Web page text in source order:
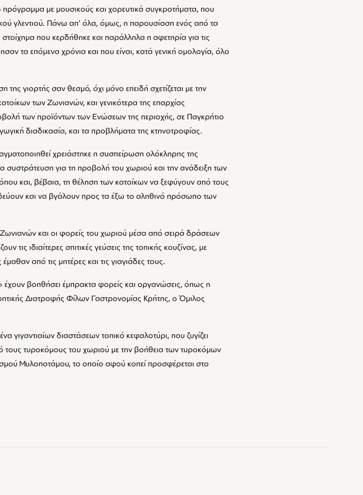
πρόγραμμα με μουσικούς και χορευτικά συγκροτήματα, που
γλεντιού. Πάνω απ’ όλα, όμως, η παρουσίαση ενός από τα
που κερδήθηκε και παράλληλα η αφετηρία για τις
τα επόμενα χρόνια και που είναι, κατά γενική ομολογία, όλο
γιορτής σαν θεσμό, όχι μόνο επειδή σχετίζεται με την
των Ζωνιανών, και γενικότερα της επαρχίας
των προϊόντων των Ενώσεων της περιοχής, σε Παγκρήτιο
διαδικασία, και τα προβλήματα της κτηνοτροφίας.
χρειάστηκε η συσπείρωση ολόκληρης της
συστράτευση για τη προβολή του χωριού και την ανάδειξη των
και, βέβαια, τη θέληση των κατοίκων να ξεφύγουν από τους
και να βγάλουν προς τα έξω το αληθινό πρόσωπο των
και οι φορείς του χωριού μέσα από σειρά δράσεων
τις ιδιαίτερες σπιτικές γεύσεις της τοπικής κουζίνας, με
από τις μητέρες και τις γιαγιάδες τους.
βοηθήσει έμπρακτα φορείς και οργανώσεις, όπως η
Διατροφής Φίλων Γαστρονομίας Κρήτης, ο Όμιλος
γιγαντιαίων διαστάσεων τοπικό κεφαλοτύρι, που ζυγίζει
τους τυροκόμους του χωριού με την βοήθεια των τυροκόμων
Μυλοποτάμου, το οποίο αφού κοπεί προσφέρεται στο